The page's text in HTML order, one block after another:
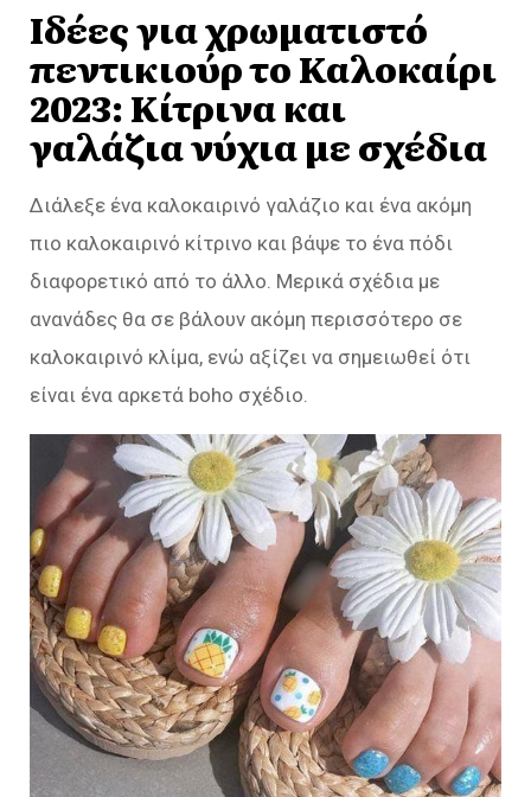
Ιδέες για χρωματιστό
πεντικιούρ το Καλοκαίρι
2023: Κίτρινα και
γαλάζια νύχια με σχέδια
Διάλεξε ένα καλοκαιρινό γαλάζιο και ένα ακόμη
πιο καλοκαιρινό κίτρινο και βάψε το ένα πόδι
διαφορετικό από το άλλο. Μερικά σχέδια με
ανανάδες θα σε βάλουν ακόμη περισσότερο σε
καλοκαιρινό κλίμα, ενώ αξίζει να σημειωθεί ότι
είναι ένα αρκετά boho σχέδιο.